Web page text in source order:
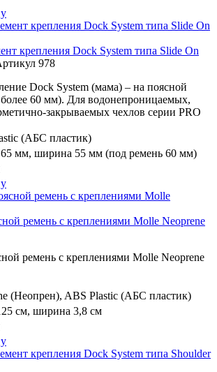
крепления Dock System типа Slide On
978
Dock System (мама) – на поясной
60 мм). Для водонепроницаемых,
закрываемых чехлов серии PRO
(АБС пластик)
65 мм, ширина 55 мм (под ремень 60 мм)
ремень с креплениями Molle Neoprene
ремень с креплениями Molle Neoprene
(Неопрен), ABS Plastic (АБС пластик)
см, ширина 3,8 см